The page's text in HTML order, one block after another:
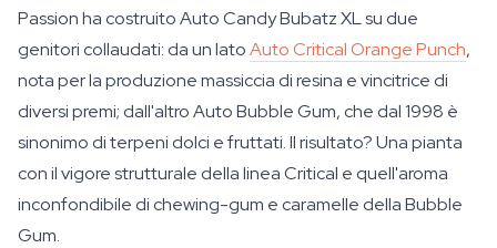
Passion ha costruito Auto Candy Bubatz XL su due
genitori collaudati: da un latoAuto Critical Orange Punch,
nota per la produzione massiccia di resina e vincitrice di
diversi premi; dall'altro Auto Bubble Gum, che dal 1998 è
sinonimo di terpeni dolci e fruttati. Il risultato? Una pianta
con il vigore strutturale della linea Critical e quell'aroma
inconfondibile di chewing-gum e caramelle della Bubble
Gum.